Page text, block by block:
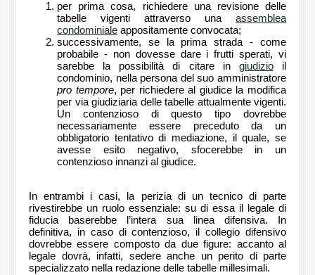
per prima cosa, richiedere una revisione delle
tabelle vigenti attraverso una assemblea
condominiale appositamente convocata;
successivamente, se la prima strada - come
probabile - non dovesse dare i frutti sperati, vi
sarebbe la possibilità di citare in giudizioil
condominio, nella persona del suo amministratore
pro tempore, per richiedere al giudice la modifica
per via giudiziaria delle tabelle attualmente vigenti.
Un contenzioso di questo tipo dovrebbe
necessariamente essere preceduto da un
obbligatorio tentativo di mediazione, il quale, se
avesse esito negativo, sfocerebbe in un
contenzioso innanzi al giudice.
In entrambi i casi, la perizia di un tecnico di parte
rivestirebbe un ruolo essenziale: su di essa il legale di
fiducia baserebbe l’intera sua linea difensiva. In
definitiva, in caso di contenzioso, il collegio difensivo
dovrebbe essere composto da due figure: accanto al
legale dovrà, infatti, sedere anche un perito di parte
specializzato nella redazione delle tabelle millesimali.